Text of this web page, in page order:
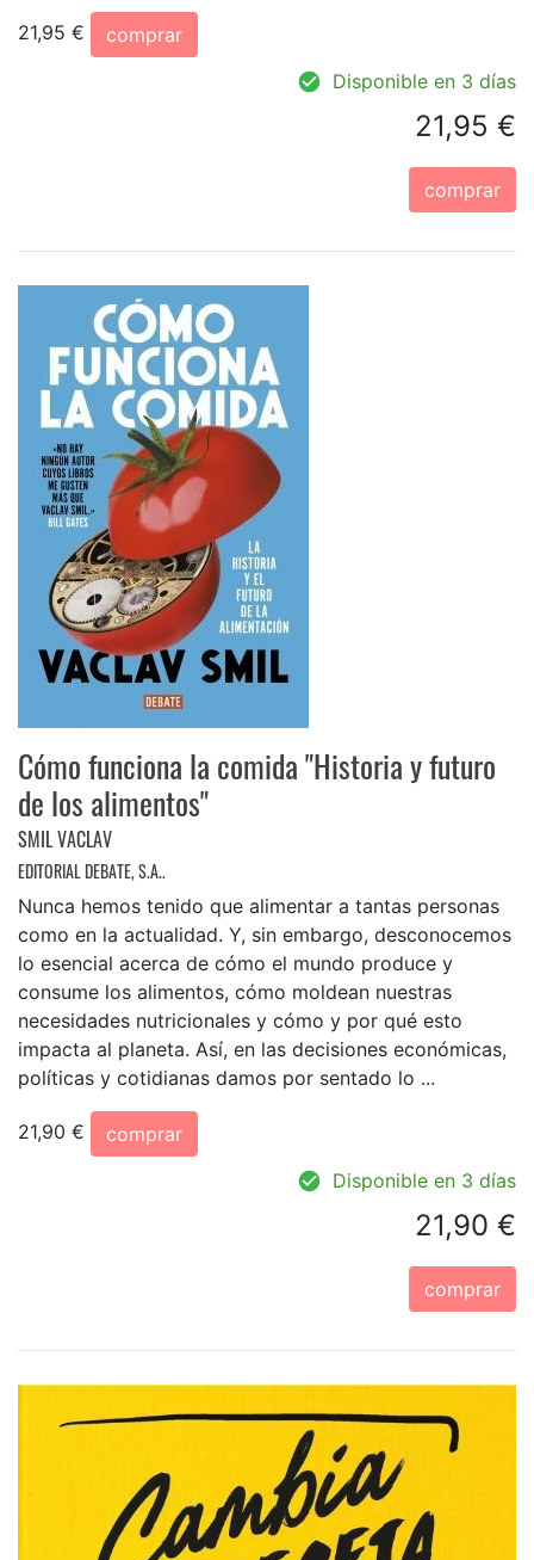
21,95 €
comprar
Disponible en 3 días
21,95 €
comprar
Cómo funciona la comida "Historia y futuro
de los alimentos"
SMIL VACLAV
EDITORIAL DEBATE, S.A..
Nunca hemos tenido que alimentar a tantas personas
como en la actualidad. Y, sin embargo, desconocemos
lo esencial acerca de cómo el mundo produce y
consume los alimentos, cómo moldean nuestras
necesidades nutricionales y cómo y por qué esto
impacta al planeta. Así, en las decisiones económicas,
políticas y cotidianas damos por sentado lo ...
21,90 €
comprar
Disponible en 3 días
21,90 €
comprar